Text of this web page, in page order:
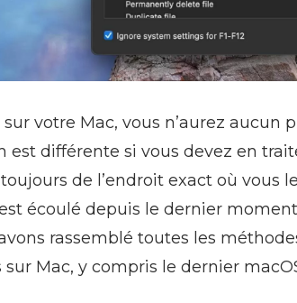
votre Mac, vous n’aurez aucun
est différente si vous devez en
de l’endroit exact où vous
écoulé depuis le dernier
rassemblé toutes les
Mac, y compris le dernier